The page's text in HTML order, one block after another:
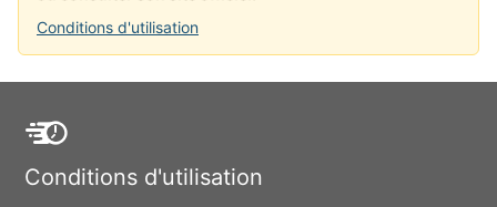
Conditions d'utilisation
Conditions d'utilisation